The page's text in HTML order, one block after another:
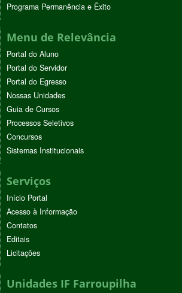
Programa Permanência e Êxito
Menu de Relevância
Portal do Aluno
Portal do Servidor
Portal do Egresso
Nossas Unidades
Guia de Cursos
Processos Seletivos
Concursos
Sistemas Institucionais
Serviços
Início Portal
Acesso à Informação
Contatos
Editais
Licitações
Unidades IF Farroupilha